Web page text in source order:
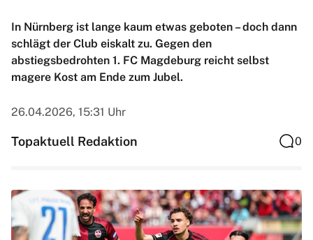
In Nürnberg ist lange kaum etwas geboten – doch dann
schlägt der Club eiskalt zu. Gegen den
abstiegsbedrohten 1. FC Magdeburg reicht selbst
magere Kost am Ende zum Jubel.
26.04.2026, 15:31 Uhr
Topaktuell Redaktion 0